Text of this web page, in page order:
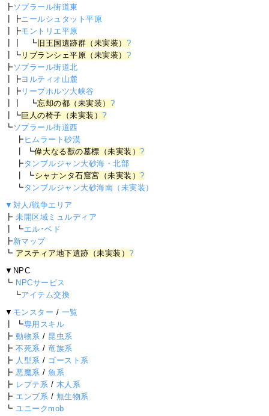
┣ ソプラール街道東
┃┣ニールシュタット平原
┃┣モントリエ平原
┃┃ ┗旧王国遺跡群（未実装） ?
┃┗ リブランシェ平原（未実装） ?
┣ ソプラール街道北
┃┣ヨルティオ山麓
┃┣ リープホルツ大峡谷
┃┃ ┗忘却の都（未実装） ?
┃┗巨人の椅子（未実装）?
┗ ソプラール街道西
┣ ヒムラート砂漠
┃ ┗偉大なる獣の墓標（未実装）?
┣ タンブルジャン大砂海・北部
┃ ┗シャナンタ石窟宮（未実装）?
┗ タンブルジャン大砂海南（未実装）
▼対人/戦争エリア
┣未開区域ミュルディア
┃ ┗エル･ベド
┣新マップ
┗ アスティア地下遺跡（未実装）?
▼NPC
┗ NPCサービス
┗アイテム交換
▼ モンスター / 一覧
┃ ┗専用スキル
┣動物系 / 昆虫系
┣不死系 /竜族系
┣ 人型系 / ゴースト系
┣ 悪魔系 /魚系
┣ レプテ系 / 木人系
┣ エンブ系 / 無生物系
┗ ユニークmob